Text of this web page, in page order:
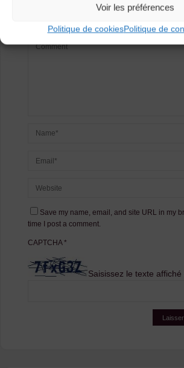
Voir les préférences
Politique de cookiesPolitique de
Votre adresse e-mail ne sera pas publiée. Les
Save my name, email, and site URL in my
time I post a comment.
CAPTCHA*
Saisissez le texte affiché